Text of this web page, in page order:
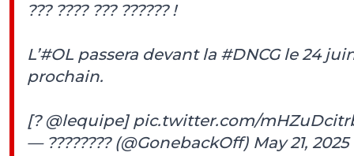
?️?? ???? ??? ?????? !
L’#OL passera devant la #DNCGle 24
prochain.
[? @lequipe] pic.twitter.com/
— ???????? (@GonebackOff) May 21, 2025